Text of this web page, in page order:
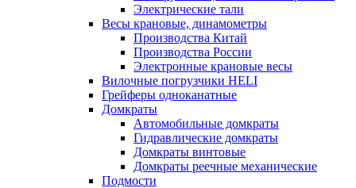
Электрические тали
Весы крановые, динамометры
Производства Китай
Производства России
Электронные крановые весы
Вилочные погрузчики HELI
Грейферы одноканатные
Домкраты
Автомобильные домкраты
Гидравлические домкраты
Домкраты винтовые
Домкраты реечные механические
Подмости